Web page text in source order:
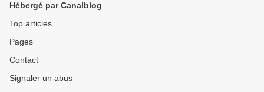
Hébergé par Canalblog
Top articles
Pages
Contact
Signaler un abus